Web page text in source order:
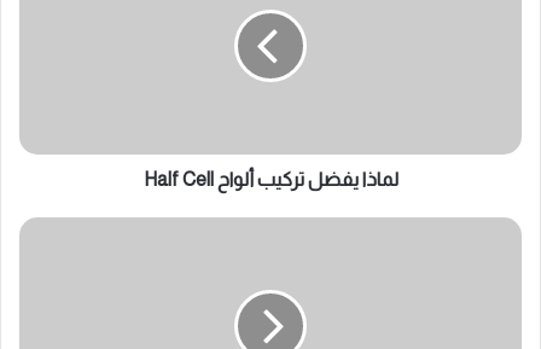
لماذا يفضل تركيب ألواح Half Cell
برمجة